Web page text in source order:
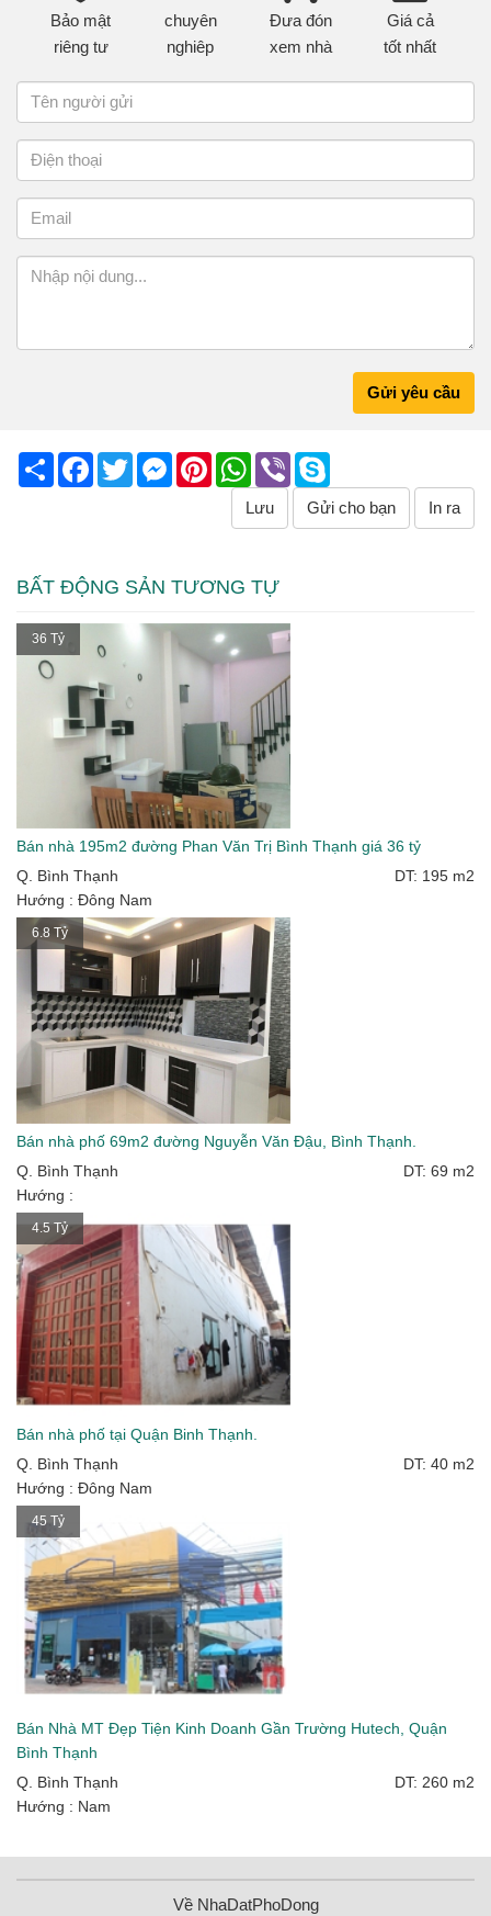
Bảo mật
riêng tư
chuyên
nghiêp
Đưa đón
xem nhà
Giá cả
tốt nhất
Gửi yêu cầu
Share Facebook
TwitterMessenger
PinterestWhatsApp
Viber
Lưu Gửi cho bạn In ra
BẤT ĐỘNG SẢN TƯƠNG TỰ
36 Tỷ
Bán nhà 195m2 đường Phan Văn Trị Bình Thạnh giá 36 tỷ
Q. Bình Thạnh
DT: 195 m2
Hướng : Đông Nam
6.8 Tỷ
Bán nhà phố 69m2 đường Nguyễn Văn Đậu, Bình Thạnh.
Q. Bình Thạnh
DT: 69 m2
Hướng :
4.5 Tỷ
Bán nhà phố tại Quận Binh Thạnh.
Q. Bình Thạnh
DT: 40 m2
Hướng : Đông Nam
45 Tỷ
Bán Nhà MT Đẹp Tiện Kinh Doanh Gần Trường Hutech, Quận
Bình Thạnh
Q. Bình Thạnh
DT: 260 m2
Hướng : Nam
Về NhaDatPhoDong